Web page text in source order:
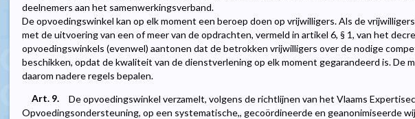
deelnemers aan het samenwerkingsverband.
De opvoedingswinkel kan op elk moment een beroep doen op vrijwilligers. Als de
met de uitvoering van een of meer van de opdrachten, vermeld in artikel 6, § 1, van het
opvoedingswinkels (evenwel) aantonen dat de betrokken vrijwilligers over de nodige
beschikken, opdat de kwaliteit van de dienstverlening op elk moment gegarandeerd is. De
daarom nadere regels bepalen.
Art. 9.
De opvoedingswinkel verzamelt, volgens de richtlijnen van het Vlaams
Opvoedingsondersteuning, op een systematische,, gecoördineerde en geanonimiseerde